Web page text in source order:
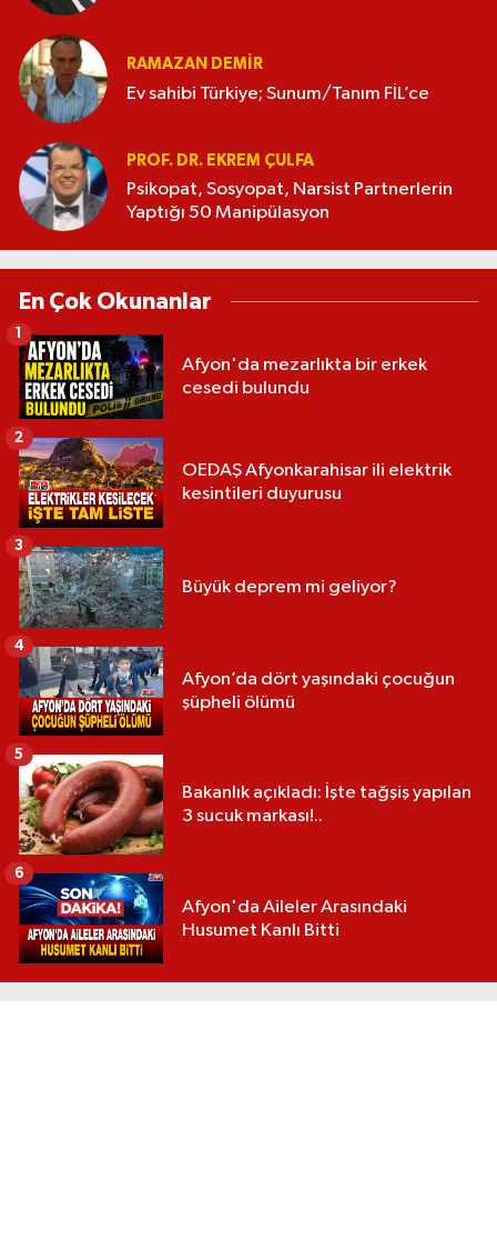
RAMAZAN DEMİR
Ev sahibi Türkiye; Sunum/Tanım FİL’ce
PROF. DR. EKREM ÇULFA
Psikopat, Sosyopat, Narsist Partnerlerin
Yaptığı 50 Manipülasyon
En Çok Okunanlar
Afyon'da mezarlıkta bir erkek
cesedi bulundu
1
OEDAŞ Afyonkarahisar ili elektrik
kesintileri duyurusu
2
Büyük deprem mi geliyor?
3
Afyon’da dört yaşındaki çocuğun
şüpheli ölümü
4
Bakanlık açıkladı: İşte tağşiş yapılan
3 sucuk markası!..
5
Afyon'da Aileler Arasındaki
Husumet Kanlı Bitti
6